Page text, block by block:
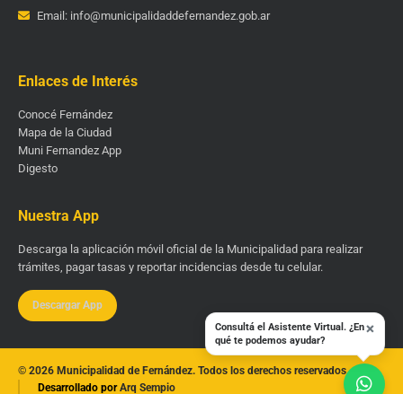
Email: info@municipalidaddefernandez.gob.ar
Enlaces de Interés
Conocé Fernández
Mapa de la Ciudad
Muni Fernandez App
Digesto
Nuestra App
Descarga la aplicación móvil oficial de la Municipalidad para realizar
trámites, pagar tasas y reportar incidencias desde tu celular.
Descargar App
© 2026 Municipalidad de Fernández. Todos los derechos reservados.
Desarrollado porArq Sempio
Consultá el Asistente Virtual. ¿En
qué te podemos ayudar?
×